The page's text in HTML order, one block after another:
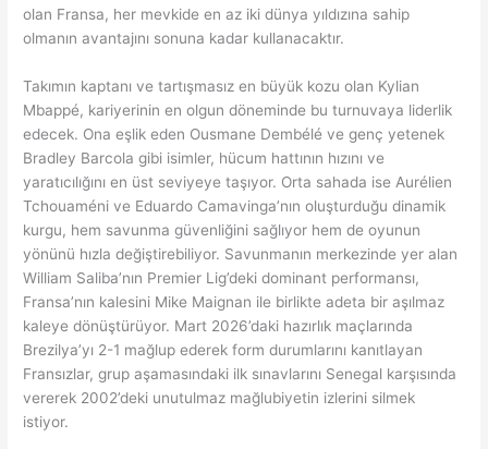
olan Fransa, her mevkide en az iki dünya yıldızına sahip
olmanın avantajını sonuna kadar kullanacaktır.
Takımın kaptanı ve tartışmasız en büyük kozu olan Kylian
Mbappé, kariyerinin en olgun döneminde bu turnuvaya liderlik
edecek. Ona eşlik eden Ousmane Dembélé ve genç yetenek
Bradley Barcola gibi isimler, hücum hattının hızını ve
yaratıcılığını en üst seviyeye taşıyor. Orta sahada ise Aurélien
Tchouaméni ve Eduardo Camavinga’nın oluşturduğu dinamik
kurgu, hem savunma güvenliğini sağlıyor hem de oyunun
yönünü hızla değiştirebiliyor. Savunmanın merkezinde yer alan
William Saliba’nın Premier Lig’deki dominant performansı,
Fransa’nın kalesini Mike Maignan ile birlikte adeta bir aşılmaz
kaleye dönüştürüyor. Mart 2026’daki hazırlık maçlarında
Brezilya’yı 2-1 mağlup ederek form durumlarını kanıtlayan
Fransızlar, grup aşamasındaki ilk sınavlarını Senegal karşısında
vererek 2002’deki unutulmaz mağlubiyetin izlerini silmek
istiyor.